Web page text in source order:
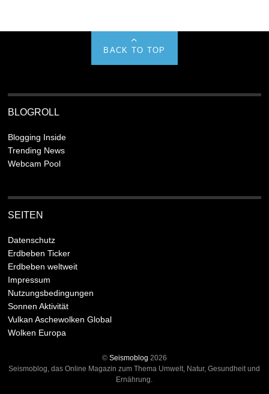
BACK TO TOP
BLOGROLL
Blogging Inside
Trending News
Webcam Pool
SEITEN
Datenschutz
Erdbeben Ticker
Erdbeben weltweit
Impressum
Nutzungsbedingungen
Sonnen Aktivität
Vulkan Aschewolken Global
Wolken Europa
© Seismoblog 2026
Seismoblog, das Online Magazin zum Thema Umwelt, Natur, Gesundheit und
Ernährung.